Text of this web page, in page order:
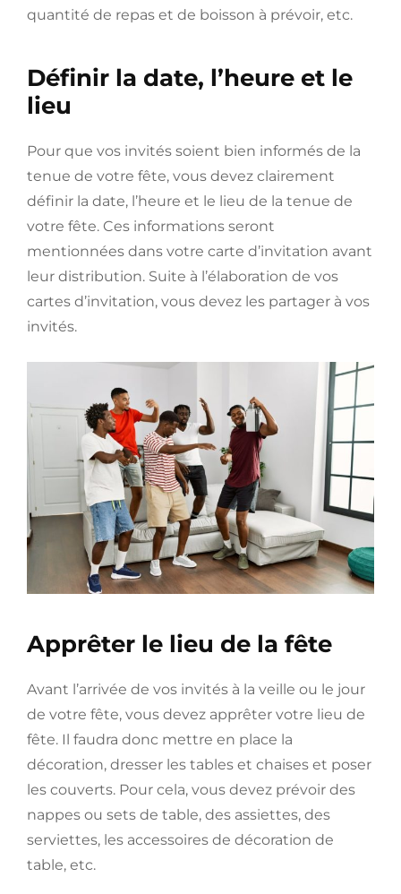
quantité de repas et de boisson à prévoir, etc.
Définir la date, l’heure et le
lieu
Pour que vos invités soient bien informés de la
tenue de votre fête, vous devez clairement
définir la date, l’heure et le lieu de la tenue de
votre fête. Ces informations seront
mentionnées dans votre carte d’invitation avant
leur distribution. Suite à l’élaboration de vos
cartes d’invitation, vous devez les partager à vos
invités.
Apprêter le lieu de la fête
Avant l’arrivée de vos invités à la veille ou le jour
de votre fête, vous devez apprêter votre lieu de
fête. Il faudra donc mettre en place la
décoration, dresser les tables et chaises et poser
les couverts. Pour cela, vous devez prévoir des
nappes ou sets de table, des assiettes, des
serviettes, les accessoires de décoration de
table, etc.